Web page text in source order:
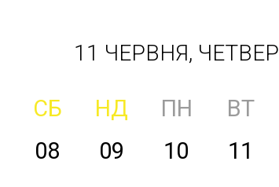
11 ЧЕРВНЯ, ЧЕТВЕР
СБ НД ПН ВТ
08 09 10 11